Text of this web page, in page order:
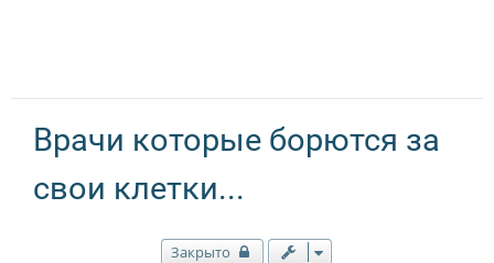
Врачи которые борются за
свои клетки...
Закрыто